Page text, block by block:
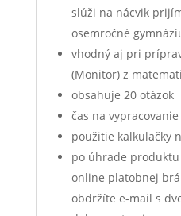
slúži na nácvik
osemročné
vhodný aj pri
(Monitor) z
obsahuje 20 otázok
čas na
použitie kalkulačky
po úhrade
online platobnej
obdržíte e-mail s